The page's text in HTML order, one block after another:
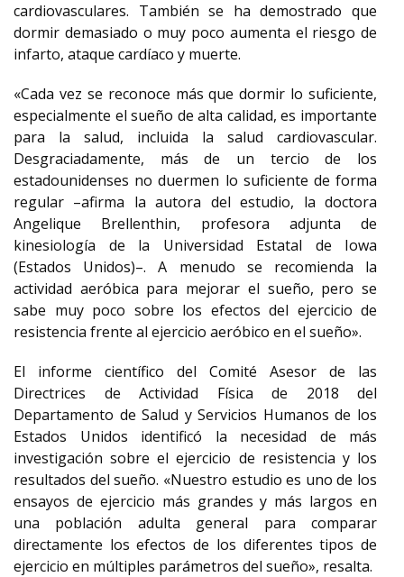
cardiovasculares. También se ha demostrado que
dormir demasiado o muy poco aumenta el riesgo de
infarto, ataque cardíaco y muerte.
«Cada vez se reconoce más que dormir lo suficiente,
especialmente el sueño de alta calidad, es importante
para la salud, incluida la salud cardiovascular.
Desgraciadamente, más de un tercio de los
estadounidenses no duermen lo suficiente de forma
regular –afirma la autora del estudio, la doctora
Angelique Brellenthin, profesora adjunta de
kinesiología de la Universidad Estatal de Iowa
(Estados Unidos)–. A menudo se recomienda la
actividad aeróbica para mejorar el sueño, pero se
sabe muy poco sobre los efectos del ejercicio de
resistencia frente al ejercicio aeróbico en el sueño».
El informe científico del Comité Asesor de las
Directrices de Actividad Física de 2018 del
Departamento de Salud y Servicios Humanos de los
Estados Unidos identificó la necesidad de más
investigación sobre el ejercicio de resistencia y los
resultados del sueño. «Nuestro estudio es uno de los
ensayos de ejercicio más grandes y más largos en
una población adulta general para comparar
directamente los efectos de los diferentes tipos de
ejercicio en múltiples parámetros del sueño», resalta.